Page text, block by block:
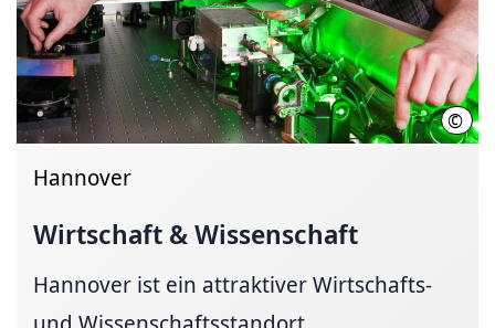
©
Hannover
Wirtschaft & Wissenschaft
Hannover ist ein attraktiver Wirtschafts-